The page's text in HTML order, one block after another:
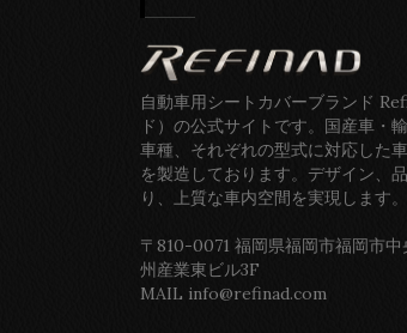
自動車用シートカバーブランド
ド）の公式サイトです。国産車・
車種、それぞれの型式に対応した
を製造しております。デザイン、
り、上質な車内空間を実現します。
〒810-0071 福岡県福岡市福岡市
州産業東ビル3F
MAIL info@refinad.com